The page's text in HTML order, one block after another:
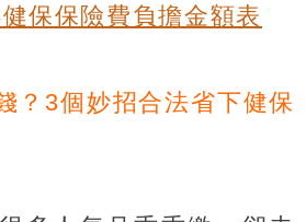
保保險費負擔金額表
？3個妙招合法省下健保